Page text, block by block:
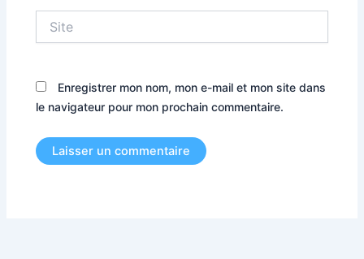
Enregistrer mon nom, mon e-mail et mon site dans
le navigateur pour mon prochain commentaire.